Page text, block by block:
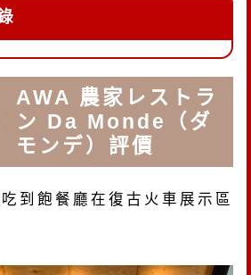
AWA 農家レストラ
ン Da Monde（ダ
モンデ）評價
到飽餐廳在復古火車展示區